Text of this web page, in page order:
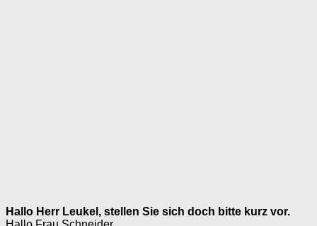
Hallo Herr Leukel, stellen Sie sich doch bitte kurz vor.